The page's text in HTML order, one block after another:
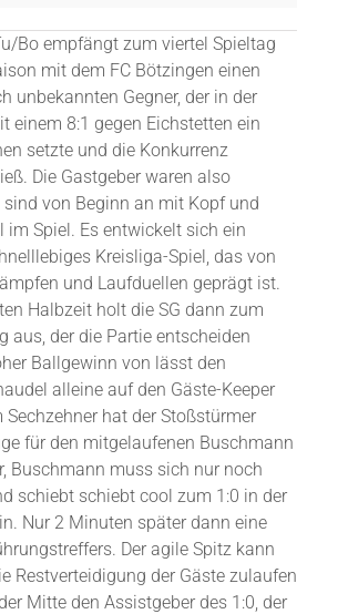
Bo empfängt zum viertel Spieltag
mit dem FC Bötzingen einen
unbekannten Gegner, der in der
einem 8:1 gegen Eichstetten ein
setzte und die Konkurrenz
Die Gastgeber waren also
von Beginn an mit Kopf und
im Spiel. Es entwickelt sich ein
Kreisliga-Spiel, das von
und Laufduellen geprägt ist.
Halbzeit holt die SG dann zum
aus, der die Partie entscheiden
Ballgewinn von lässt den
alleine auf den Gäste-Keeper
Sechzehner hat der Stoßstürmer
für den mitgelaufenen Buschmann
Buschmann muss sich nur noch
schiebt schiebt cool zum 1:0 in der
Nur 2 Minuten später dann eine
Der agile Spitz kann
Restverteidigung der Gäste zulaufen
Mitte den Assistgeber des 1:0, der